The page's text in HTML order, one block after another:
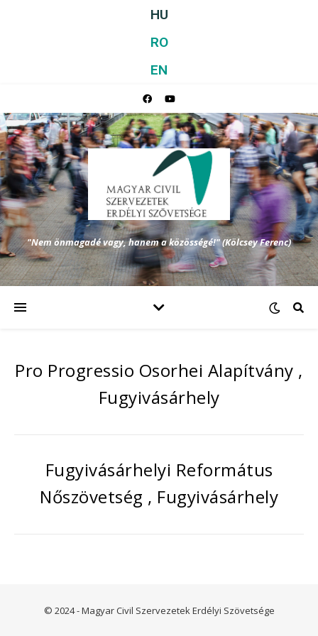
HU
RO
EN
"Nem önmagadé vagy, hanem a közösségé!" (Kölcsey Ferenc)
Pro Progressio Osorhei Alapítvány ,
Fugyivásárhely
Fugyivásárhelyi Református
Nőszövetség , Fugyivásárhely
© 2024 - Magyar Civil Szervezetek Erdélyi Szövetsége